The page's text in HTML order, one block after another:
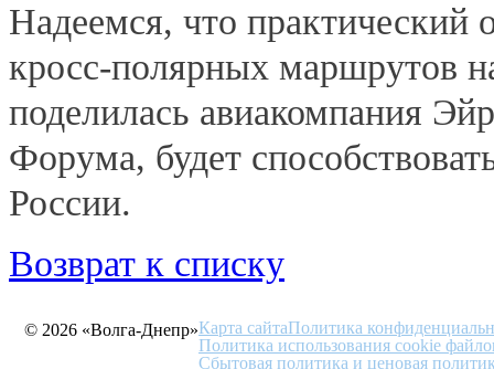
Надеемся, что практический
кросс-полярных маршрутов
поделилась авиакомпания
Форума, будет
России.
Возврат к списку
© 2026 «Волга-Днепр»Карта сайтаПолитика
Политика использования cookie
Сбытовая политика и ценовая